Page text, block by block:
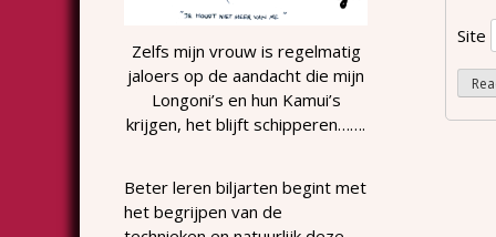
Site
Zelfs mijn vrouw is regelmatig
jaloers op de aandacht die mijn
Longoni’s en hun Kamui’s
krijgen, het blijft schipperen…….
Beter leren biljarten begint met
het begrijpen van de